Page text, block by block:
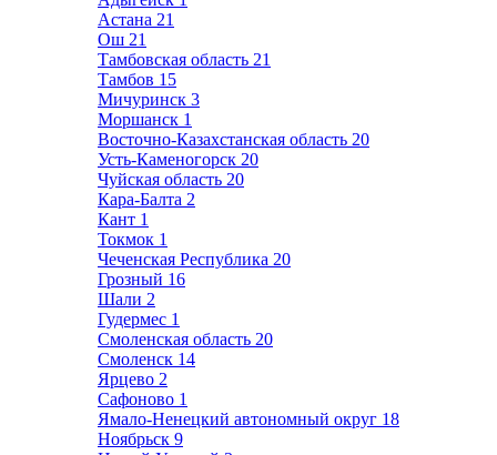
Астана 21
Ош 21
Тамбовская область 21
Тамбов 15
Мичуринск 3
Моршанск 1
Восточно-Казахстанская область 20
Усть-Каменогорск 20
Чуйская область 20
Кара-Балта 2
Кант 1
Токмок 1
Чеченская Республика 20
Грозный 16
Шали 2
Гудермес 1
Смоленская область 20
Смоленск 14
Ярцево 2
Сафоново 1
Ямало-Ненецкий автономный округ 18
Ноябрьск 9